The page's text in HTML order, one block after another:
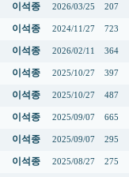
이석종 2026/03/25 207
이석종 2024/11/27 723
이석종 2026/02/11 364
이석종 2025/10/27 397
이석종 2025/10/27 487
이석종 2025/09/07 665
이석종 2025/09/07 295
이석종 2025/08/27 275